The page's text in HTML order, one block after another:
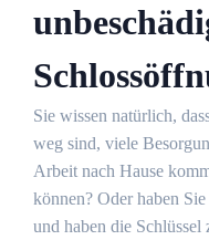
Sie wissen natürlich,
weg sind, viele
Arbeit nach Hause
können? Oder haben
und haben die